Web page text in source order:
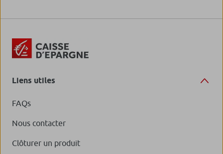
Liens utiles
FAQs
Nous contacter
Clôturer un produit